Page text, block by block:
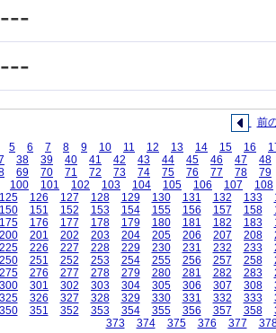
---
---
前
5 6 7 8 9 10 11 12 13 14 15 16
38 39 40 41 42 43 44 45 46 47
48
69 70 71 72 73 74 75 76 77 78
79
100 101 102 103 104 105 106 107
108
125 126 127 128 129 130 131 132 133
150 151 152 153 154 155 156 157 158
175 176 177 178 179 180 181 182 183
200 201 202 203 204 205 206 207 208
225 226 227 228 229 230 231 232 233
250 251 252 253 254 255 256 257 258
275 276 277 278 279 280 281 282 283
300 301 302 303 304 305 306 307 308
325 326 327 328 329 330 331 332 333
350 351 352 353 354 355 356 357 358
373
374 375 376 377